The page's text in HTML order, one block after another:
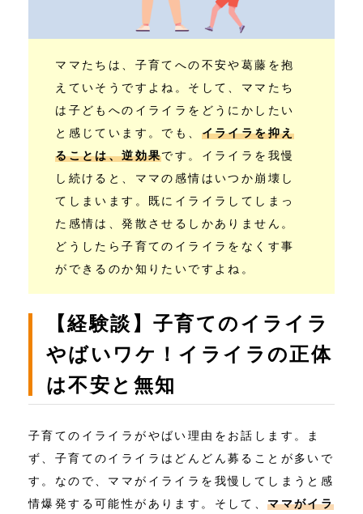
ママたちは、子育てへの不安や葛藤を抱
えていそうですよね。そして、ママたち
は子どもへのイライラをどうにかしたい
と感じています。でも、 イライラを抑え
ることは、逆効果です。イライラを我慢
し続けると、ママの感情はいつか崩壊し
てしまいます。既にイライラしてしまっ
た感情は、発散させるしかありません。
どうしたら子育てのイライラをなくす事
ができるのか知りたいですよね。
【経験談】子育てのイライラ
やばいワケ！イライラの正体
は不安と無知
子育てのイライラがやばい理由をお話します。ま
ず、子育てのイライラはどんどん募ることが多いで
す。なので、ママがイライラを我慢してしまうと感
情爆発する可能性があります。そして、ママがイラ